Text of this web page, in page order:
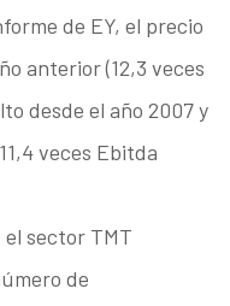
de EY, el precio
anterior (12,3 veces
desde el año 2007 y
veces Ebitda
sector TMT
de